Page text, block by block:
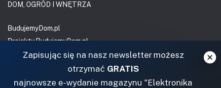
DOM, OGRÓD I WNĘTRZA
BudujemyDom.pl
Projekty.BudujemyDom.pl
CoZaIle.pl
Informator Budownictwa
ZielonyOgródek.pl
Zapisując się na nasz newsletter możesz
otrzymać GRATIS
najnowsze e-wydanie magazynu "Elektronika